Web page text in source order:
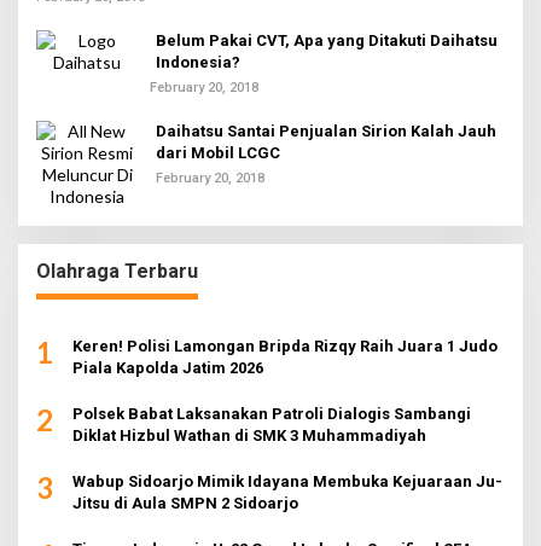
Belum Pakai CVT, Apa yang Ditakuti Daihatsu
Indonesia?
February 20, 2018
Daihatsu Santai Penjualan Sirion Kalah Jauh
dari Mobil LCGC
February 20, 2018
Olahraga Terbaru
1
Keren! Polisi Lamongan Bripda Rizqy Raih Juara 1 Judo
Piala Kapolda Jatim 2026
2
Polsek Babat Laksanakan Patroli Dialogis Sambangi
Diklat Hizbul Wathan di SMK 3 Muhammadiyah
3
Wabup Sidoarjo Mimik Idayana Membuka Kejuaraan Ju-
Jitsu di Aula SMPN 2 Sidoarjo